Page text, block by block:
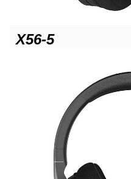
X56-5